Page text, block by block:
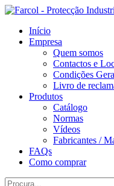
Início
Empresa
Quem somos
Contactos e
Condições
Livro de
Produtos
Catálogo
Normas
Vídeos
Fabricantes /
FAQs
Como comprar